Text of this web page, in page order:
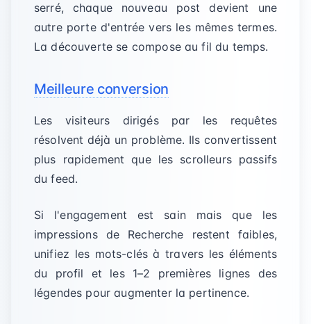
serré, chaque nouveau post devient une
autre porte d'entrée vers les mêmes termes.
La découverte se compose au fil du temps.
Meilleure conversion
Les visiteurs dirigés par les requêtes
résolvent déjà un problème. Ils convertissent
plus rapidement que les scrolleurs passifs
du feed.
Si l'engagement est sain mais que les
impressions de Recherche restent faibles,
unifiez les mots-clés à travers les éléments
du profil et les 1–2 premières lignes des
légendes pour augmenter la pertinence.